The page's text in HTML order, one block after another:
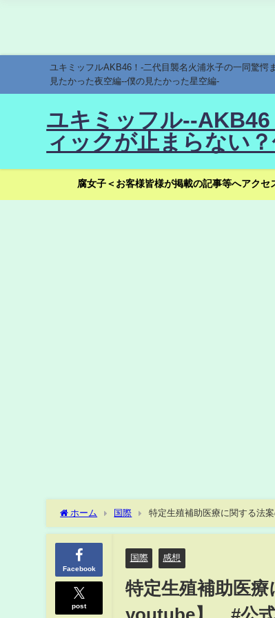
ユキミッフルAKB46！-二代目襲名火浦氷子の一同驚
見たかった夜空編--僕の見たかった星空編-
ユキミッフル--
ィックが止まらない
腐女子＜お客様皆様が掲載の記事等へアク
ホーム 国際
特定生殖補助医療に関する法
助医療
Facebook
post
国際 感想
特定生殖補助医